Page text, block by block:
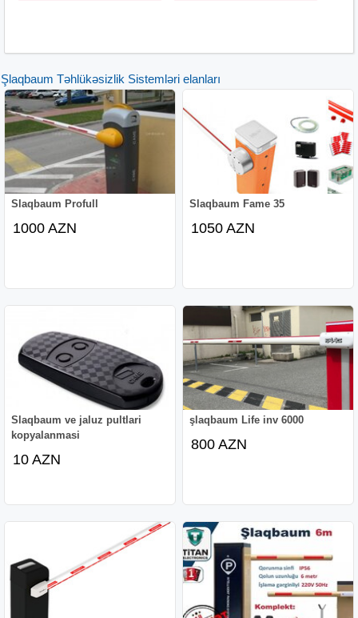
Şlaqbaum Təhlükəsizlik Sistemləri elanları
Slaqbaum Profull
1000 AZN
Slaqbaum Fame 35
1050 AZN
Slaqbaum ve jaluz pultlari
kopyalanmasi
10 AZN
şlaqbaum Life inv 6000
800 AZN